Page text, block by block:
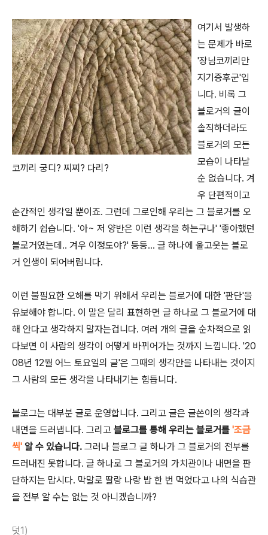
코끼리 궁디? 찌찌? 다리?
여기서 발생하
는 문제가 바로
'장님코끼리만
지기증후군'입
니다. 비록 그
블로거의 글이
솔직하더라도
블로거의 모든
모습이 나타날
순 없습니다. 겨
우 단편적이고
순간적인 생각일 뿐이죠. 그런데 그로인해 우리는 그 블로거를 오
해하기 쉽습니다. '아~ 저 양반은 이런 생각을 하는구나' '좋아했던
블로거였는데.. 겨우 이정도야?' 등등... 글 하나에 울고웃는 블로
거 인생이 되어버립니다.
이런 불필요한 오해를 막기 위해서 우리는 블로거에 대한 '판단'을
유보해야 합니다. 이 말은 달리 표현하면 글 하나로 그 블로거에 대
해 안다고 생각하지 말자는겁니다. 여러 개의 글을 순차적으로 읽
다보면 이 사람의 생각이 어떻게 바뀌어가는 것까지 느낍니다. '20
08년 12월 어느 토요일의 글'은 그때의 생각만을 나타내는 것이지
그 사람의 모든 생각을 나타내기는 힘듭니다.
블로그는 대부분 글로 운영합니다. 그리고 글은 글쓴이의 생각과
내면을 드러냅니다. 그리고 블로그를 통해 우리는 블로거를 '조금
씩' 알 수 있습니다. 그러나 블로그 글 하나가 그 블로거의 전부를
드러내진 못합니다. 글 하나로 그 블로거의 가치관이나 내면을 판
단하지는 맙시다. 막말로 딸랑 나랑 밥 한 번 먹었다고 나의 식습관
을 전부 알 수는 없는 것 아니겠습니까?
덧1)